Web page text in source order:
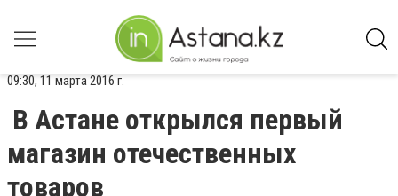
09:30, 11 марта 2016 г.
В Астане открылся первый
магазин отечественных
товаров